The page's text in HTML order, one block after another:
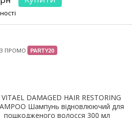
З ПРОМО PARTY20